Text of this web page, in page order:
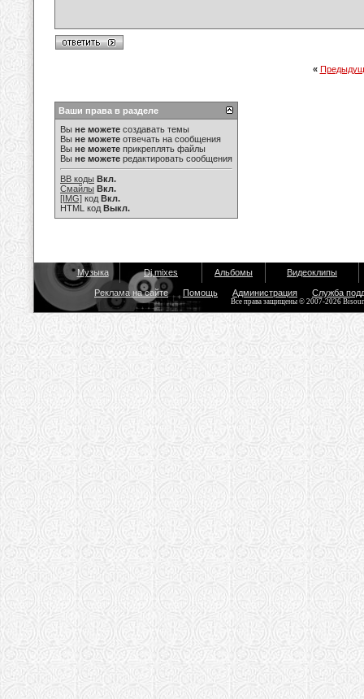
«
Ваши права в разделе
Вы не можете создавать темы
Вы не можете отвечать на сообщения
Вы не можете прикреплять файлы
Вы не можете редактировать сообщения
BB коды Вкл.
Смайлы Вкл.
[IMG] код Вкл.
HTML код Выкл.
Музыка Dj mixes Альбомы Видеоклипы
Реклама на сайте Помощь Администрация Служба
Все права защищены © 2007-2026